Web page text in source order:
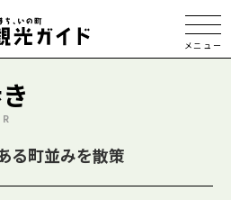
メニュー
る町並みを散策